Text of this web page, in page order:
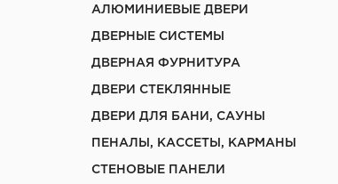
АЛЮМИНИЕВЫЕ ДВЕРИ
ДВЕРНЫЕ СИСТЕМЫ
ДВЕРНАЯ ФУРНИТУРА
ДВЕРИ СТЕКЛЯННЫЕ
ДВЕРИ ДЛЯ БАНИ, САУНЫ
ПЕНАЛЫ, КАССЕТЫ, КАРМАНЫ
СТЕНОВЫЕ ПАНЕЛИ